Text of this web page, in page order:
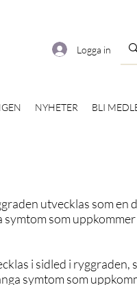
Logga in
NYHETER BLI
utvecklas som en
som
i sidled i ryggraden,
symtom som